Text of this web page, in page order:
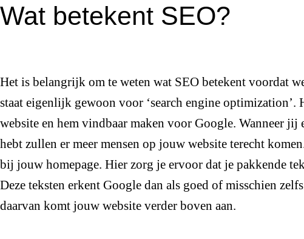
Wat betekent SEO?
Het is belangrijk om te weten wat SEO betekent voordat
staat eigenlijk gewoon voor ‘search engine
website en hem vindbaar maken voor Google. Wanneer jij
hebt zullen er meer mensen op jouw website terecht
bij jouw homepage. Hier zorg je ervoor dat je pakkende
Deze teksten erkent Google dan als goed of misschien
daarvan komt jouw website verder boven aan.